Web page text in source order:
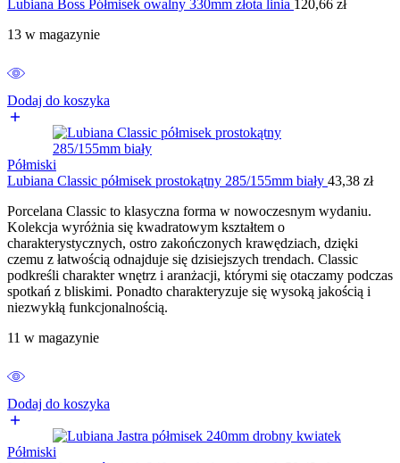
Lubiana Boss Półmisek owalny 330mm złota linia 120,66 zł
13 w magazynie
Dodaj do koszyka
Półmiski
Lubiana Classic półmisek prostokątny 285/155mm biały 43,38 zł
Porcelana Classic to klasyczna forma w nowoczesnym wydaniu.
Kolekcja wyróżnia się kwadratowym kształtem o
charakterystycznych, ostro zakończonych krawędziach, dzięki
czemu z łatwością odnajduje się dzisiejszych trendach. Classic
podkreśli charakter wnętrz i aranżacji, którymi się otaczamy podczas
spotkań z bliskimi. Ponadto charakteryzuje się wysoką jakością i
niezwykłą funkcjonalnością.
11 w magazynie
Dodaj do koszyka
Półmiski